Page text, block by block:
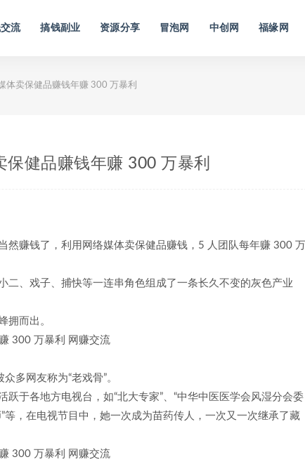
流 搞钱副业 资源分享 冒泡网 中创网 福缘网
体卖保健品赚钱年赚 300 万暴利
健品赚钱年赚 300 万暴利
然赚钱了，利用网络媒体卖保健品赚钱，5 人团队每年赚 300 万
二、戏子、捕快等一连串角色组成了一条长久不变的灰色产业
拥而出。
多网友称为“老戏骨”。
于各地方电视台，如“北大专家”、“中华中医医学会风湿分会委
等，在电视节目中，她一次成为苗药传人，一次又一次继承了藏